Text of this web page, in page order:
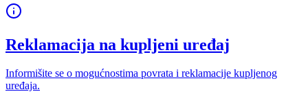
Reklamacija na kupljeni uređaj
Informišite se o mogućnostima povrata i reklamacije kupljenog
uređaja.